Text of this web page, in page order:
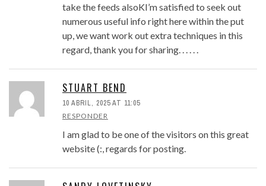
take the feeds alsoKI’m satisfied to seek out
numerous useful info right here within the put
up, we want work out extra techniques in this
regard, thank you for sharing. . . . . .
STUART BEND
10 ABRIL, 2025 AT 11:05
RESPONDER
I am glad to be one of the visitors on this great
website (:, regards for posting.